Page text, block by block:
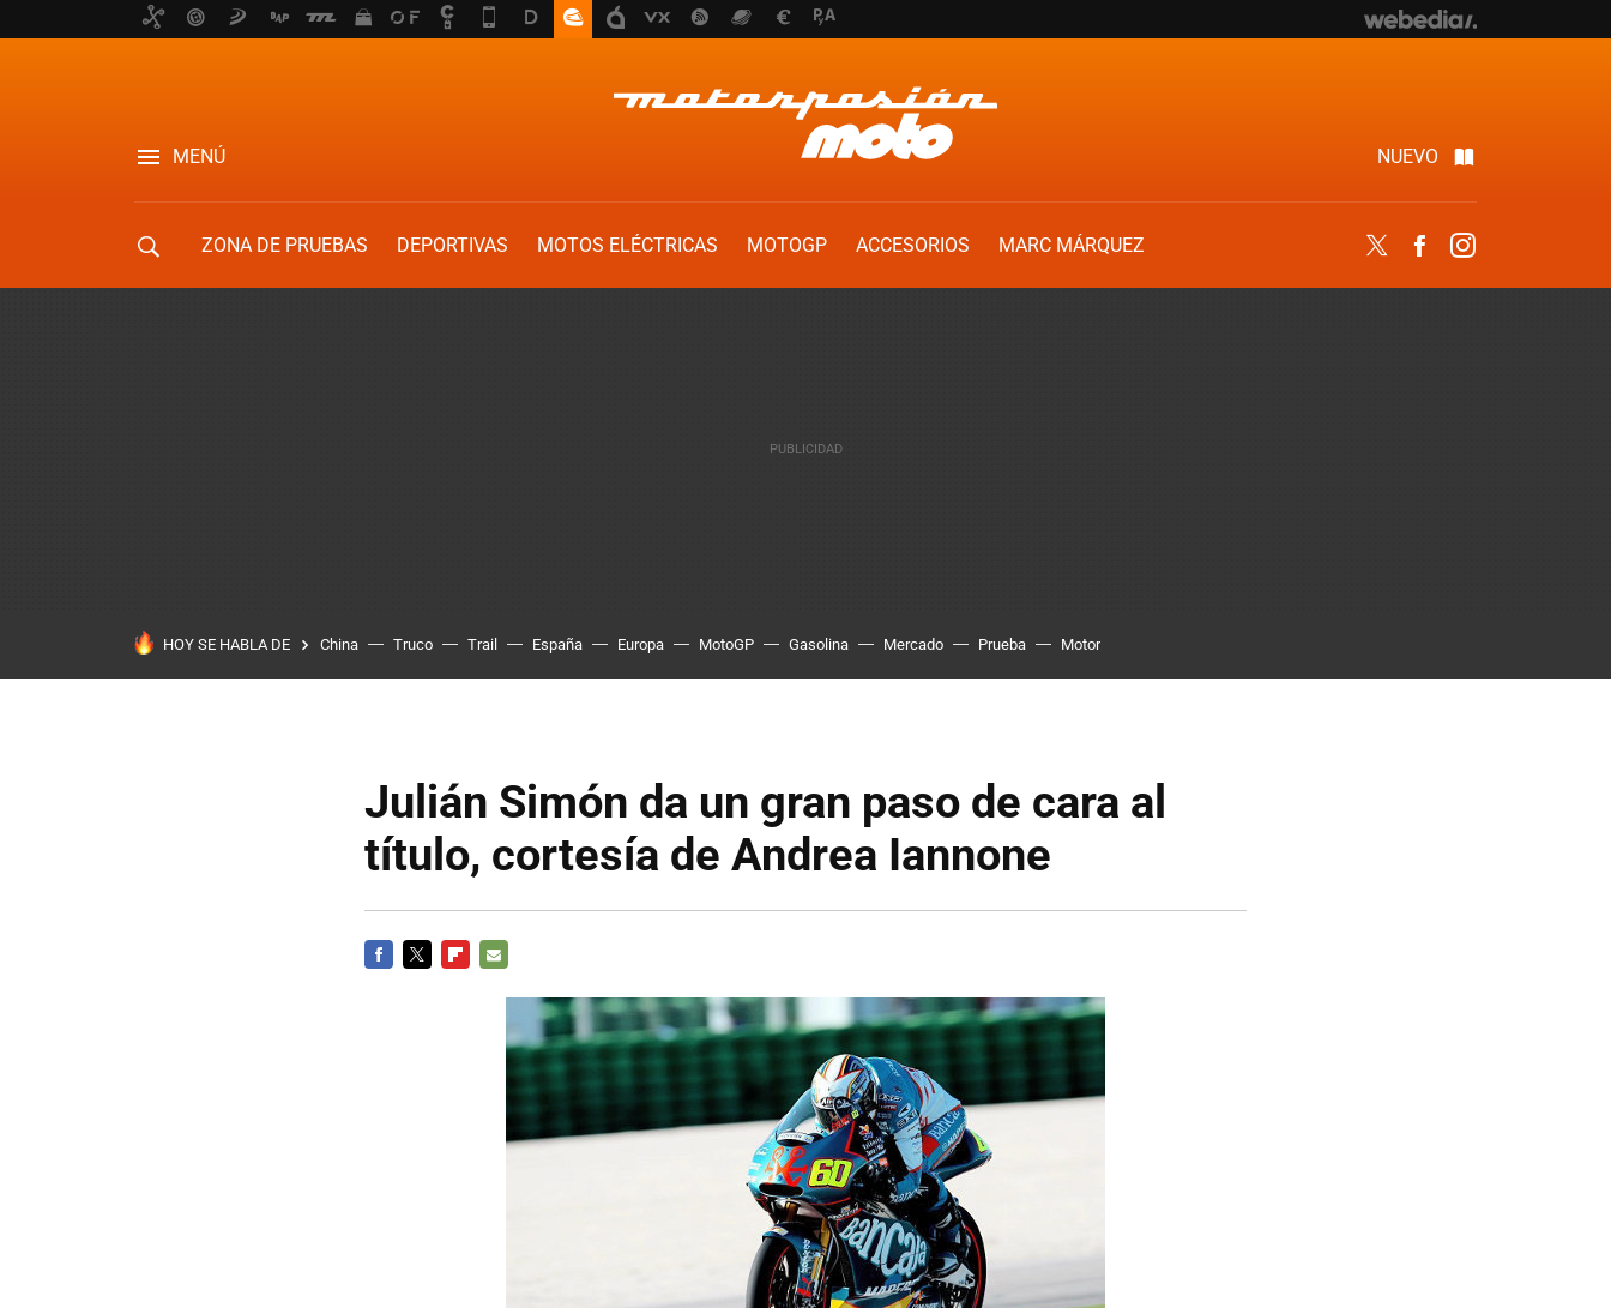
MENÚ NUEVO
ZONA DE PRUEBAS DEPORTIVAS MOTOS ELÉCTRICAS MOTOGP ACCESORIOS
MARC MÁRQUEZ
Twitter Facebook
HOY SE HABLA DE China Truco Trail España Europa MotoGP Gasolina Mercado Prueba Motor
Julián Simón da un gran paso de cara al
título, cortesía de Andrea Iannone